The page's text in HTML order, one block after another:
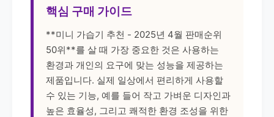
핵심 구매 가이드
**미니 가습기 추천 - 2025년 4월 판매순위
50위**를 살 때 가장 중요한 것은 사용하는
환경과 개인의 요구에 맞는 성능을 제공하는
제품입니다. 실제 일상에서 편리하게 사용할
수 있는 기능, 예를 들어 작고 가벼운 디자인과
높은 효율성, 그리고 쾌적한 환경 조성을 위한